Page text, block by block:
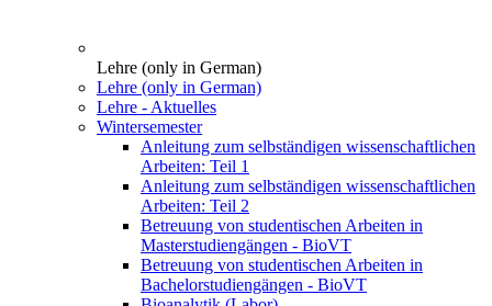
Lehre (only in German)
Lehre (only in German)
Lehre - Aktuelles
Wintersemester
Anleitung zum selbständigen wissenschaftlichen
Arbeiten: Teil 1
Anleitung zum selbständigen wissenschaftlichen
Arbeiten: Teil 2
Betreuung von studentischen Arbeiten in
Masterstudiengängen - BioVT
Betreuung von studentischen Arbeiten in
Bachelorstudiengängen - BioVT